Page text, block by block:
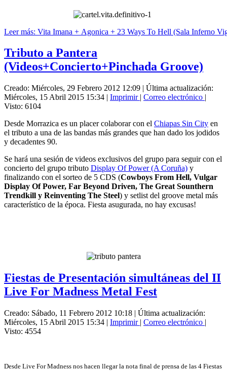
Leer más: Vita Imana + Agonica + 23 Ways To Hell (Sala Inferno
Tributo a Pantera
(Videos+Concierto+Pinchada Groove)
Creado: Miércoles, 29 Febrero 2012 12:09 | Última actualización:
Miércoles, 15 Abril 2015 15:34 | Imprimir | Correo electrónico |
Visto: 6104
Desde Morrazica es un placer colaborar con el Chiapas Sin City en
el tributo a una de las bandas más grandes que han dado los jodidos
y decadentes 90.
Se hará una sesión de videos exclusivos del grupo para seguir con el
concierto del grupo tributo Display Of Power (A Coruña) y
finalizando con el sorteo de 5 CDS (Cowboys From Hell, Vulgar
Display Of Power, Far Beyond Driven, The Great Sounthern
Trendkill y Reinventing The Steel) y setlist del groove metal más
característico de la época. Fiesta asugurada, no hay excusas!
Fiestas de Presentación simultáneas del II
Live For Madness Metal Fest
Creado: Sábado, 11 Febrero 2012 10:18 | Última actualización:
Miércoles, 15 Abril 2015 15:34 | Imprimir | Correo electrónico |
Visto: 4554
Desde Live For Madness nos hacen llegar la nota final de prensa de las 4 Fiestas